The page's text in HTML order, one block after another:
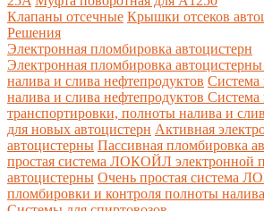
Клапаны отсечные Крышки отсеков
Решения
Электронная пломбировка автоцистерн
Электронная пломбировка
налива и слива нефтепродуктов Система
налива и слива нефтепродуктов Система
транспортировки, полноты налива и
для новых автоцистерн Активная
автоцистерны Пассивная пломбировка
простая система ЛОКОЙЛ электронной
автоцистерны Очень простая система
пломбировки и контроля полноты